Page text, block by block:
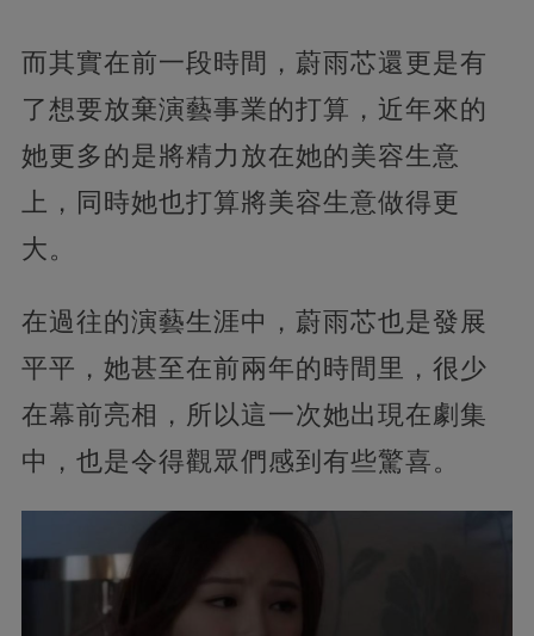
而其實在前一段時間，蔚雨芯還更是有
了想要放棄演藝事業的打算，近年來的
她更多的是將精力放在她的美容生意
上，同時她也打算將美容生意做得更
大。
在過往的演藝生涯中，蔚雨芯也是發展
平平，她甚至在前兩年的時間里，很少
在幕前亮相，所以這一次她出現在劇集
中，也是令得觀眾們感到有些驚喜。